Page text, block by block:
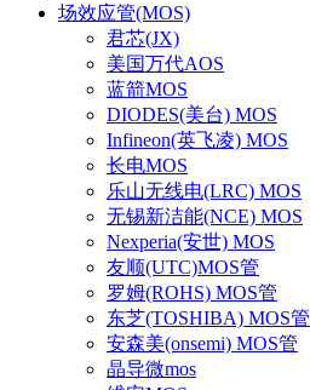
场效应管(MOS)
君芯(JX)
美国万代AOS
蓝箭MOS
DIODES(美台) MOS
Infineon(英飞凌) MOS
长电MOS
乐山无线电(LRC) MOS
无锡新洁能(NCE) MOS
Nexperia(安世) MOS
友顺(UTC)MOS管
罗姆(ROHS) MOS管
东芝(TOSHIBA) MOS管
安森美(onsemi) MOS管
晶导微mos